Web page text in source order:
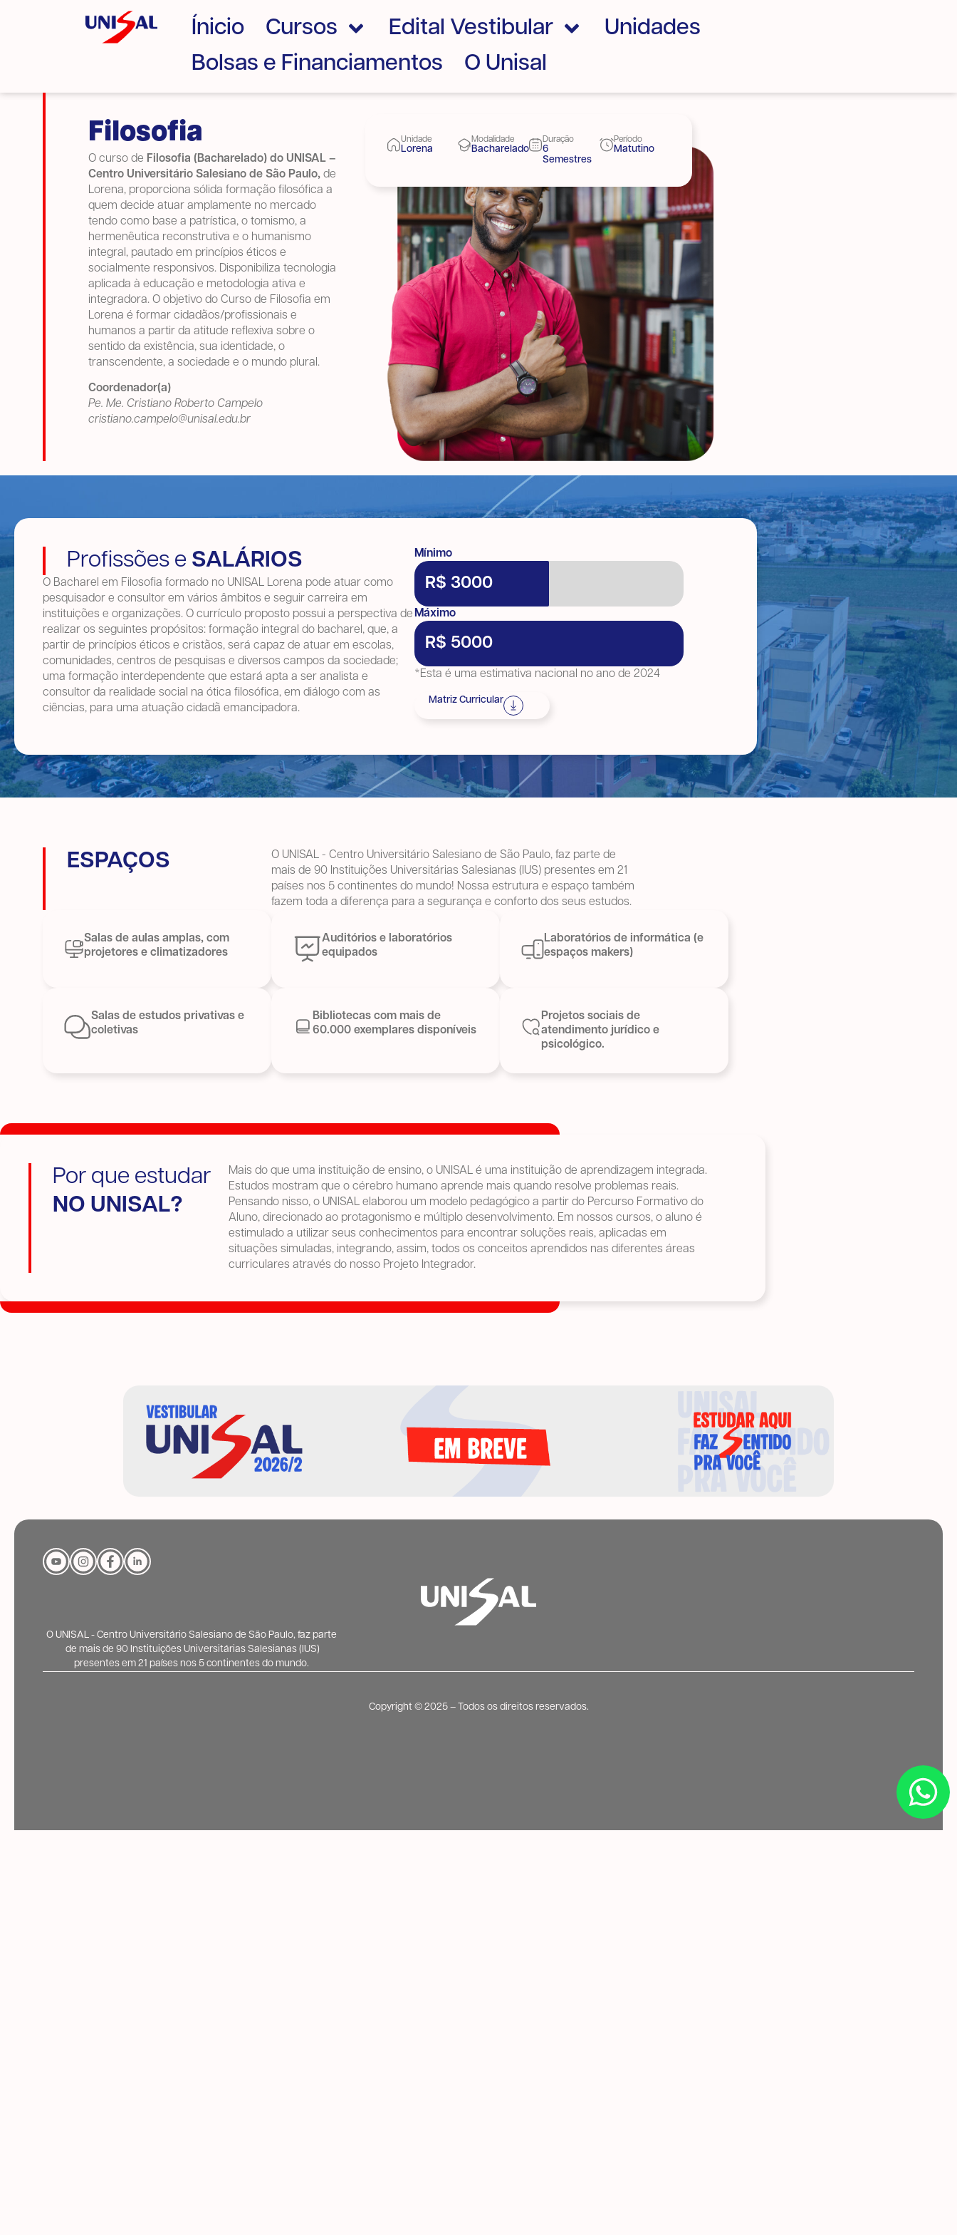
Ínicio Cursos Edital Vestibular
Unidades
Bolsas e Financiamentos
O Unisal
Filosofia
O curso de Filosofia (Bacharelado) do UNISAL –
Centro Universitário Salesiano de São Paulo, de
Lorena, proporciona sólida formação filosófica a
quem decide atuar amplamente no mercado
tendo como base a patrística, o tomismo, a
hermenêutica reconstrutiva e o humanismo
integral, pautado em princípios éticos e
socialmente responsivos. Disponibiliza tecnologia
aplicada à educação e metodologia ativa e
integradora. O objetivo do Curso de Filosofia em
Lorena é formar cidadãos/profissionais e
humanos a partir da atitude reflexiva sobre o
sentido da existência, sua identidade, o
transcendente, a sociedade e o mundo plural.
Coordenador(a)
Pe. Me. Cristiano Roberto Campelo
cristiano.campelo@unisal.edu.br
Unidade
Lorena
Modalidade
Bacharelado
Duração
6
Semestres
Período
Matutino
Profissões e SALÁRIOS
O Bacharel em Filosofia formado no UNISAL Lorena pode atuar como
pesquisador e consultor em vários âmbitos e seguir carreira em
instituições e organizações. O currículo proposto possui a perspectiva de
realizar os seguintes propósitos: formação integral do bacharel, que, a
partir de princípios éticos e cristãos, será capaz de atuar em escolas,
comunidades, centros de pesquisas e diversos campos da sociedade;
uma formação interdependente que estará apta a ser analista e
consultor da realidade social na ótica filosófica, em diálogo com as
ciências, para uma atuação cidadã emancipadora.
Mínimo
R$ 3000
Máximo
R$ 5000
*Esta é uma estimativa nacional no ano de 2024
Matriz Curricular
ESPAÇOS
O UNISAL - Centro Universitário Salesiano de São Paulo, faz parte de
mais de 90 Instituições Universitárias Salesianas (IUS) presentes em 21
países nos 5 continentes do mundo! Nossa estrutura e espaço também
fazem toda a diferença para a segurança e conforto dos seus estudos.
Salas de aulas amplas, com
projetores e climatizadores
Auditórios e laboratórios
equipados
Laboratórios de informática (e
espaços makers)
Salas de estudos privativas e
coletivas
Bibliotecas com mais de
60.000 exemplares disponíveis
Projetos sociais de
atendimento jurídico e
psicológico.
Por que estudar
NO UNISAL?
Mais do que uma instituição de ensino, o UNISAL é uma instituição de aprendizagem integrada.
Estudos mostram que o cérebro humano aprende mais quando resolve problemas reais.
Pensando nisso, o UNISAL elaborou um modelo pedagógico a partir do Percurso Formativo do
Aluno, direcionado ao protagonismo e múltiplo desenvolvimento. Em nossos cursos, o aluno é
estimulado a utilizar seus conhecimentos para encontrar soluções reais, aplicadas em
situações simuladas, integrando, assim, todos os conceitos aprendidos nas diferentes áreas
curriculares através do nosso Projeto Integrador.
O UNISAL - Centro Universitário Salesiano de São Paulo, faz parte
de mais de 90 Instituições Universitárias Salesianas (IUS)
presentes em 21 países nos 5 continentes do mundo.
Copyright ©️ 2025 – Todos os direitos reservados.